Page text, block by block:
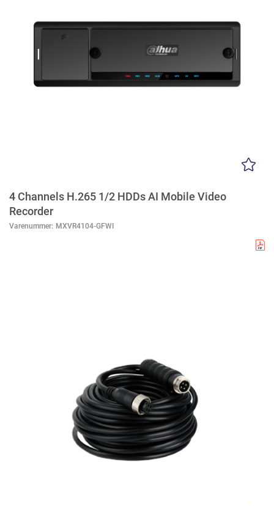
4 Channels H.265 1/2 HDDs AI Mobile Video
Recorder
Varenummer: MXVR4104-GFWI